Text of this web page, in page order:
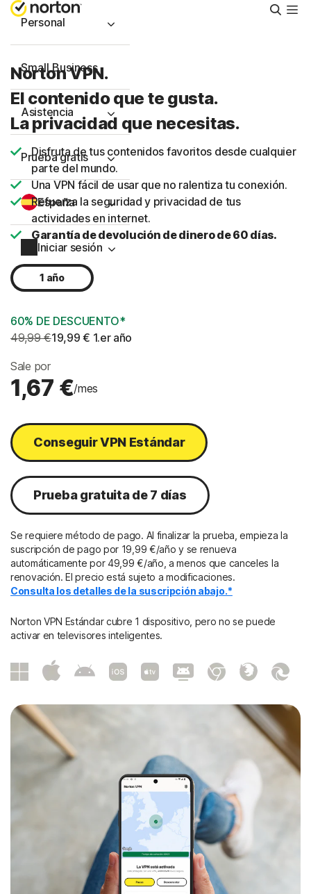
Personal
Small Business
Asistencia
Prueba gratis
España
Iniciar sesión
Norton VPN.
El contenido que te gusta.
La privacidad que necesitas.
Disfruta de tus contenidos favoritos desde cualquier
parte del mundo.
Una VPN fácil de usar que no ralentiza tu conexión.
Refuerza la seguridad y privacidad de tus
actividades en internet.
Garantía de devolución de dinero de 60 días.
1 año
60% DE DESCUENTO*
49,99 €19,99 € 1.er año
Sale por
1,67 €/mes
Conseguir VPN Estándar
Prueba gratuita de 7 días
Se requiere método de pago. Al finalizar la prueba, empieza la
suscripción de pago por 19,99 €/año y se renueva
automáticamente por 49,99 €/año, a menos que canceles la
renovación. El precio está sujeto a modificaciones.
Consulta los detalles de la suscripción abajo.*
Norton VPN Estándar cubre 1 dispositivo, pero no se puede
activar en televisores inteligentes.